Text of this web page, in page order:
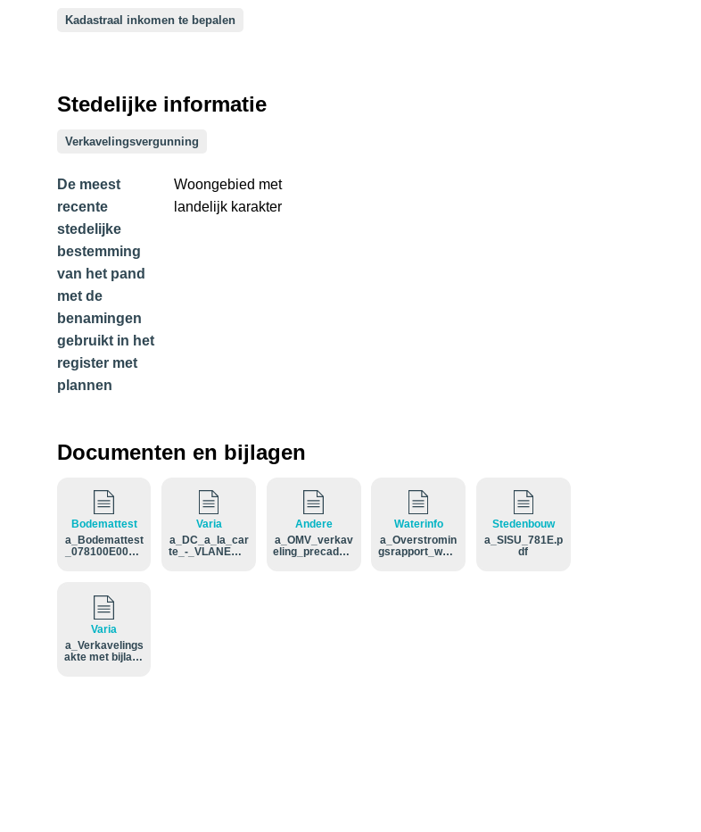
Kadastraal inkomen te bepalen
Stedelijke informatie
Verkavelingsvergunning
De meest
recente
stedelijke
bestemming
van het pand
met de
benamingen
gebruikt in het
register met
plannen
Woongebied met
landelijk karakter
Documenten en bijlagen
Bodemattest
a_Bodemattest
_078100E000.p
Varia
a_DC_a_la_car
te_-_VLANED_-
Andere
a_OMV_verkav
eling_precadpla
Waterinfo
a_Overstromin
gsrapport_wate
Stedenbouw
a_SISU_781E.p
df
Varia
a_Verkavelings
akte met bijlage